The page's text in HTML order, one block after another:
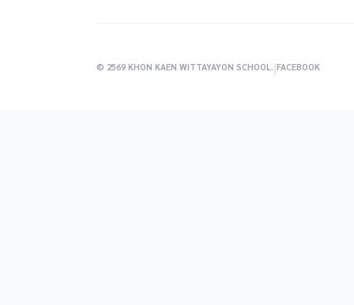
© 2569 KHON KAEN WITTAYAYON SCHOOL.|FACEBOOK